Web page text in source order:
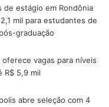
de estágio em Rondônia
mil para estudantes de
graduação
vagas para níveis
R$ 5,9 mil
abre seleção com 4